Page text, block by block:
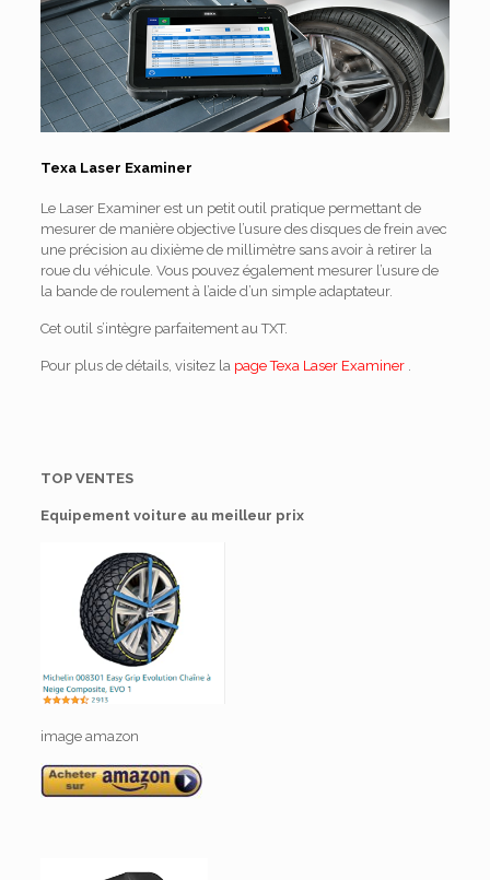
Texa Laser Examiner
Le Laser Examiner est un petit outil pratique permettant de
mesurer de manière objective l’usure des disques de frein avec
une précision au dixième de millimètre sans avoir à retirer la
roue du véhicule. Vous pouvez également mesurer l’usure de
la bande de roulement à l’aide d’un simple adaptateur.
Cet outil s’intègre parfaitement au TXT.
Pour plus de détails, visitez la page Texa Laser Examiner.
TOP VENTES
Equipement voiture au meilleur prix
image amazon